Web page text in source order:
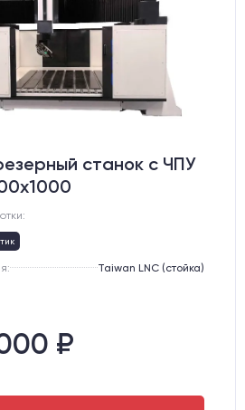
станок с ЧПУ
Taiwan LNC (стойка)
₽